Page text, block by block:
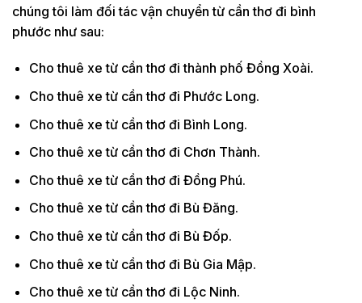
chúng tôi làm đối tác vận chuyển từ cần thơ đi bình
phước như sau:
Cho thuê xe từ cần thơ đi thành phố Đồng Xoài.
Cho thuê xe từ cần thơ đi Phước Long.
Cho thuê xe từ cần thơ đi Bình Long.
Cho thuê xe từ cần thơ đi Chơn Thành.
Cho thuê xe từ cần thơ đi Đồng Phú.
Cho thuê xe từ cần thơ đi Bù Đăng.
Cho thuê xe từ cần thơ đi Bù Đốp.
Cho thuê xe từ cần thơ đi Bù Gia Mập.
Cho thuê xe từ cần thơ đi Lộc Ninh.